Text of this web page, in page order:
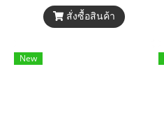
คลาสสิค
สั่งซื้อสินค้า
New